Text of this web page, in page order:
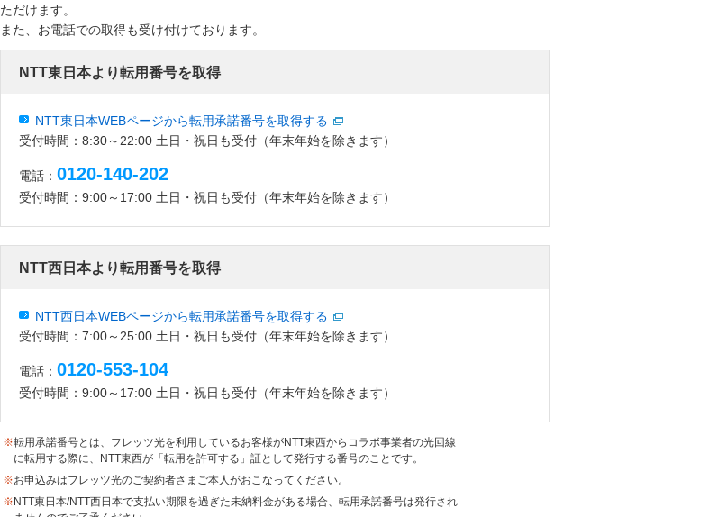
ただけます。
また、お電話での取得も受け付けております。
NTT東日本より転用番号を取得
NTT東日本WEBページから転用承諾番号を取得する
受付時間：8:30～22:00 土日・祝日も受付（年末年始を除きます）
電話： 0120-140-202
受付時間：9:00～17:00 土日・祝日も受付（年末年始を除きます）
NTT西日本より転用番号を取得
NTT西日本WEBページから転用承諾番号を取得する
受付時間：7:00～25:00 土日・祝日も受付（年末年始を除きます）
電話： 0120-553-104
受付時間：9:00～17:00 土日・祝日も受付（年末年始を除きます）
※転用承諾番号とは、フレッツ光を利用しているお客様がNTT東西からコラボ事業者の光回線
に転用する際に、NTT東西が「転用を許可する」証として発行する番号のことです。
※お申込みはフレッツ光のご契約者さまご本人がおこなってください。
※ NTT東日本/NTT西日本で支払い期限を過ぎた未納料金がある場合、転用承諾番号は発行され